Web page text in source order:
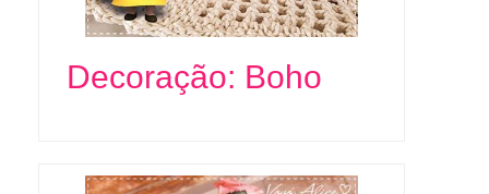
Decoração: Boho